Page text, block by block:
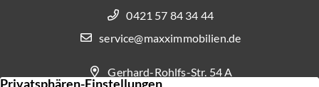
Gerhard-Rohlfs-Str. 54 A
0421 57 84 34 44
service@maxximmobilien.de